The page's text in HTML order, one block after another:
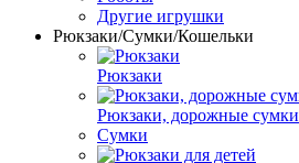
Другие игрушки
Рюкзаки/Сумки/Кошельки
Pюкзаки
Рюкзаки, дорожные сумки
Cумки